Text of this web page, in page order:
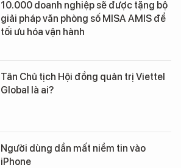
10.000 doanh nghiệp sẽ được tặng bộ
giải pháp văn phòng số MISA AMIS để
tối ưu hóa vận hành
Tân Chủ tịch Hội đồng quản trị Viettel
Global là ai?
Người dùng dần mất niềm tin vào
iPhone